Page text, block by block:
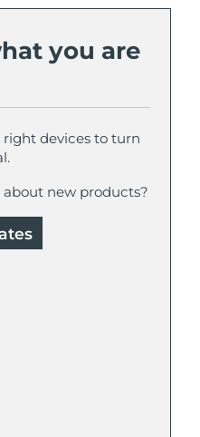
you are
devices to turn
new products?